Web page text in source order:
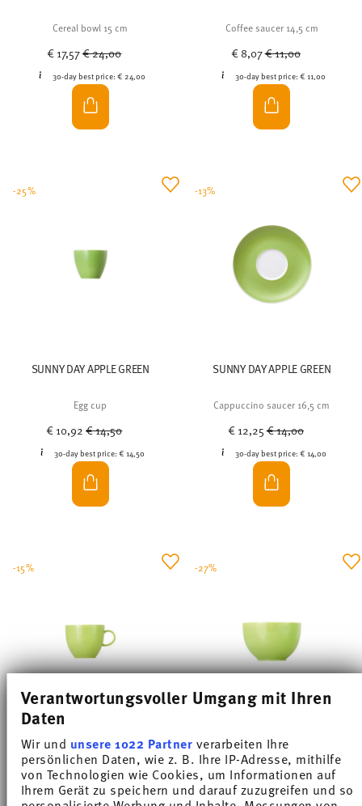
Verantwortungsvoller Umgang mit Ihren
Daten
Wir und unsere 1022 Partnerverarbeiten Ihre
persönlichen Daten, wie z. B. Ihre IP-Adresse, mithilfe
von Technologien wie Cookies, um Informationen auf
Ihrem Gerät zu speichern und darauf zuzugreifen und so
Cereal bowl 15 cm
€ 17,57Price reduced from
€ 24,00
30-day best price:€ 24,00
Coffee saucer 14,5 cm
€ 8,07Price reduced from
€ 11,00
30-day best price:€ 11,00
SUNNY DAY APPLE GREEN
Egg cup
€ 10,92Price reduced from
€ 14,50
30-day best price: € 14,50
-25%
SUNNY DAY APPLE GREEN
Cappuccino saucer 16,5 cm
€ 12,25Price reduced from
€ 14,00
30-day best price: € 14,00
-13%
SUNNY DAY APPLE GREEN
Coffee cup
Price reduced from
to
-15%
SUNNY DAY APPLE GREEN
Cereal bowl 12 cm
Price reduced from
to
-27%